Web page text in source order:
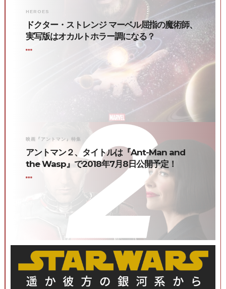
HEROES
ドクター・ストレンジ マーベル屈指の魔術師、
実写版はオカルトホラー調になる？
映画『アントマン』特集
アントマン２、タイトルは『Ant-Man and
the Wasp』で2018年7月8日公開予定！